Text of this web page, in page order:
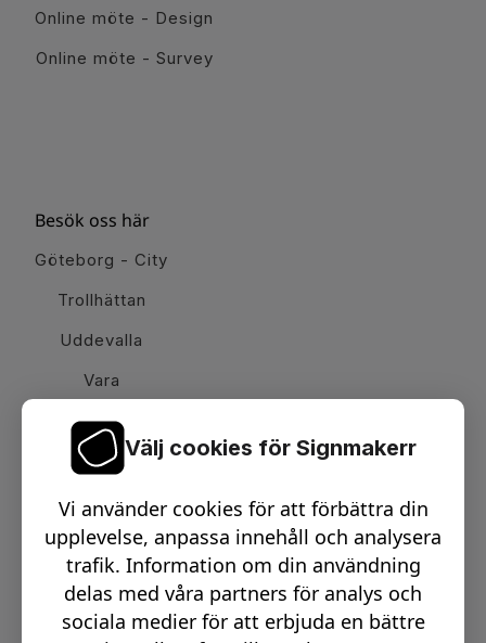
Online möte - Design
Online möte - Survey
Besök oss här
Göteborg - City
Trollhättan
Uddevalla
Vara
Email:info@signmakerr.se
PSST, HÄNG MED PÅ VÅR RESA!
Välj cookies för Signmakerr
Vi använder cookies för att förbättra din
upplevelse, anpassa innehåll och analysera
trafik. Information om din användning
delas med våra partners för analys och
sociala medier för att erbjuda en bättre